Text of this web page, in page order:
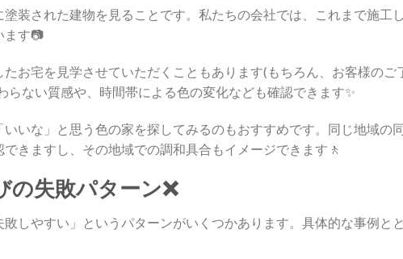
装された建物を見ることです。私たちの会社では、これまで施工
ます📷
お宅を見学させていただくこともあります(もちろん、お客様のご
らない質感や、時間帯による色の変化なども確認できます✨
いな」と思う色の家を探してみるのもおすすめです。同じ地域の
きますし、その地域での調和具合もイメージできます🚶
の失敗パターン❌
しやすい」というパターンがいくつかあります。具体的な事例と